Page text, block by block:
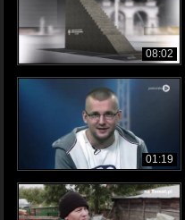
08:02
01:19